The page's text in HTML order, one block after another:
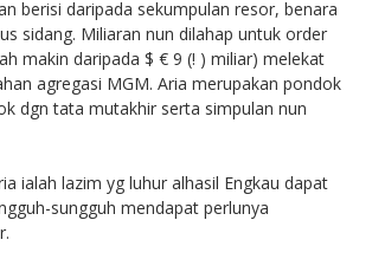
berisi daripada sekumpulan resor, benara
sidang. Miliaran nun dilahap untuk order
makin daripada $ € 9 (! ) miliar) melekat
agregasi MGM. Aria merupakan pondok
dgn tata mutakhir serta simpulan nun
ialah lazim yg luhur alhasil Engkau dapat
sungguh mendapat perlunya